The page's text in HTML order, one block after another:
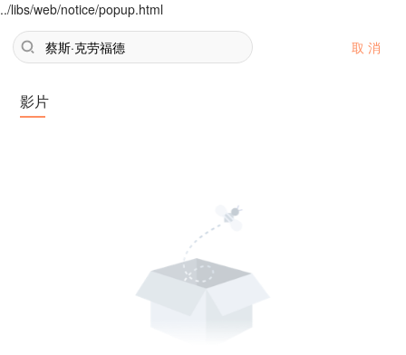
../libs/web/notice/popup.html
取 消
影片